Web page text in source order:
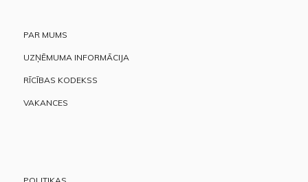
PAR MUMS
UZŅĒMUMA INFORMĀCIJA
RĪCĪBAS KODEKSS
VAKANCES